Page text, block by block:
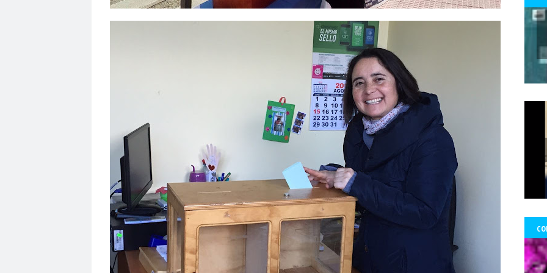
Fiscalía Nacional Económica
fondo de medios fondos formacion foro ciudadano Foro de prensa latina
Francisco Martorell Fuerzas Armadas
gobierno GoldCorp. Gran Logia de Chile Greta
Guillermo Salgado Sánchez Guillo gustavo gatica
Hernán Uribe Ortega Hola Chile
Hugo Marambio Miranda Human Rights Watch Idioia Villanueva
Indalicia Lagos infancia información Informar no es delito Informe RettIg
Instituto Nacional de Derechos Humanos
investigación Investigaciones Iquique
Jaime Bassa
Jaime Espinosa Araya Javier Ramírez Saavedra Javier Rebolledo Jeimy Fontecha Jiménez Jorge
Jorge Oyarzún Escobar
Jorge Sharp Jorge Tabilo José Carrasco Tapia José Gai josé luis
Juan Escobar Camus
Juan Jorge Faúndes Juan Jorge Faundes Merino Juan Manuel Zolezzi
Juna Arcos Srdanovic
jurisprudencia justicia Kevin Gómez Morgado Krassnoff La Aurora de Chile
La Prensa Austral
La Red la serena La Tercera las Artes y el Patrimonio lenka franulic ley de medios
libertad de opinión
Libertad de Pensa Libertad de Prensa Lorenzo Reyes Lucha feminista Lucha Venegas